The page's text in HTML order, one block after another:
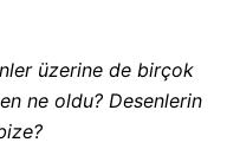
üzerine de birçok
ne oldu? Desenlerin